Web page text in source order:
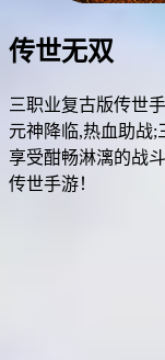
传世无双
三职业复古版传世
元神降临,热血助战;
享受酣畅淋漓的战
传世手游！